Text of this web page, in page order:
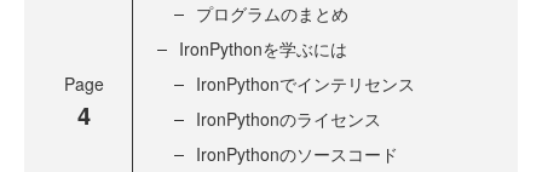
Page
4
プログラムのまとめ
IronPythonを学ぶには
IronPythonでインテリセンス
IronPythonのライセンス
IronPythonのソースコード